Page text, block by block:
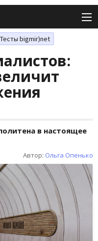
Тесты bigmir)net
в настоящее
Автор: Ольга Опенько